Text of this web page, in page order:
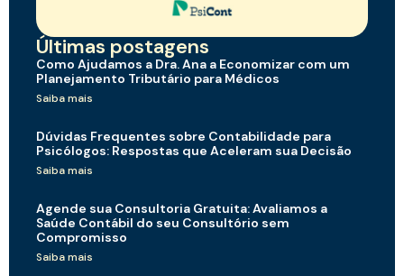
Últimas postagens
Como Ajudamos a Dra. Ana a Economizar com um
Planejamento Tributário para Médicos
Saiba mais
Dúvidas Frequentes sobre Contabilidade para
Psicólogos: Respostas que Aceleram sua Decisão
Saiba mais
Agende sua Consultoria Gratuita: Avaliamos a
Saúde Contábil do seu Consultório sem
Compromisso
Saiba mais